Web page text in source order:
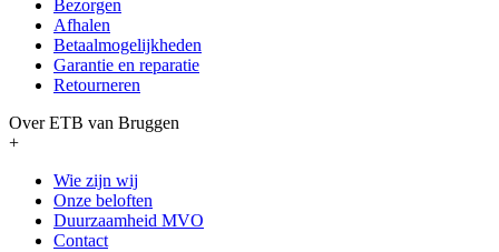
Bezorgen
Afhalen
Betaalmogelijkheden
Garantie en reparatie
Retourneren
Over ETB van Bruggen
+
Wie zijn wij
Onze beloften
Duurzaamheid MVO
Contact